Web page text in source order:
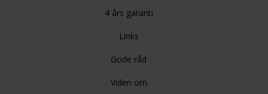
4 års garanti
Links
Gode råd
Viden om